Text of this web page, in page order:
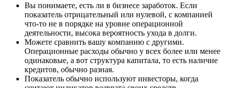
Вы понимаете, есть ли в бизнесе заработок. Если
показатель отрицательный или нулевой, с компанией
что-то не в порядке на уровне операционной
деятельности, высока вероятность ухода в долги.
Можете сравнить вашу компанию с другими.
Операционные расходы обычно у всех более или менее
одинаковые, а вот структура капитала, то есть наличие
кредитов, обычно разная.
Показатель обычно используют инвесторы, когда